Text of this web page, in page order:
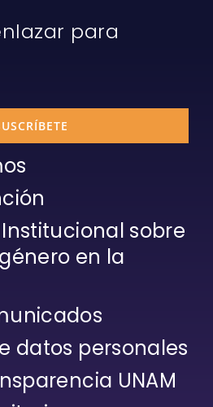
para
sobre
en la
datos personales
UNAM